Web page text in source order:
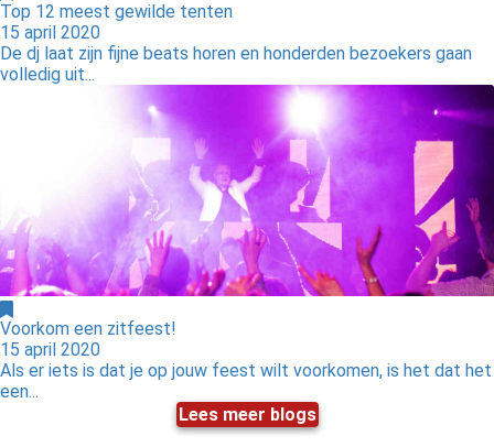
Top 12 meest gewilde tenten
15 april 2020
De dj laat zijn fijne beats horen en honderden bezoekers gaan
volledig uit...
Voorkom een zitfeest!
15 april 2020
Als er iets is dat je op jouw feest wilt voorkomen, is het dat het
een...
Lees meer blogs